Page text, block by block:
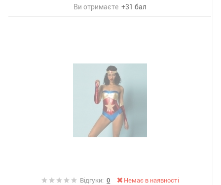
Ви отримаєте +31 бал
Відгуки:0 Немає в наявності